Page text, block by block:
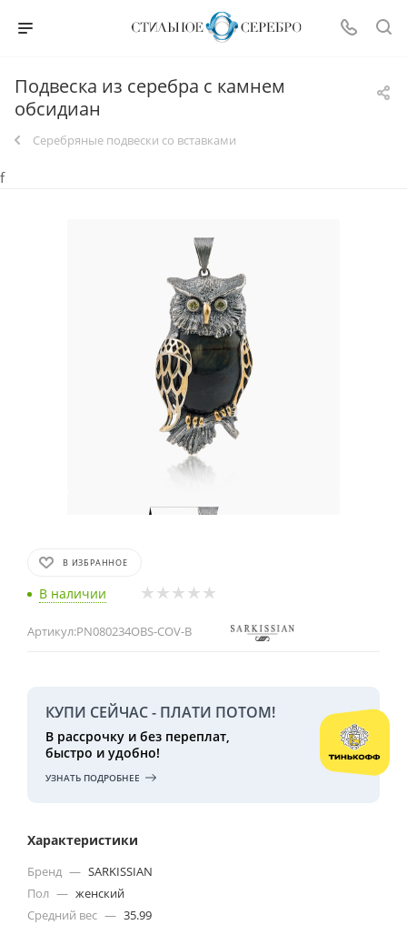
Подвеска из серебра с камнем
обсидиан
Серебряные подвески со вставками
f
В ИЗБРАННОЕ
В наличии
Артикул:PN080234OBS-COV-B
КУПИ СЕЙЧАС - ПЛАТИ ПОТОМ!
В рассрочку и без переплат,
быстро и удобно!
УЗНАТЬ ПОДРОБНЕЕ
Характеристики
Бренд — SARKISSIAN
Пол — женский
Средний вес — 35.99